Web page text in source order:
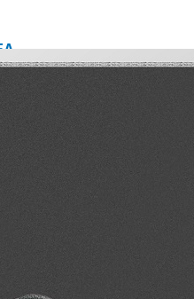
SUP
SPRINKLER
BW11